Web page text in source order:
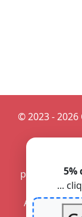
5%
...
© 2023 -
personne
-
escalier
Aménager